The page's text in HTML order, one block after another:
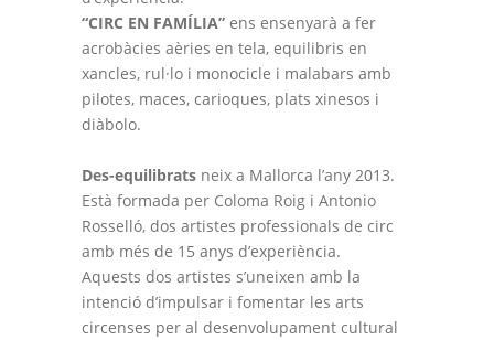
“CIRC EN FAMÍLIA” ens ensenyarà a fer
acrobàcies aèries en tela, equilibris en
xancles, rul·lo i monocicle i malabars amb
pilotes, maces, carioques, plats xinesos i
diàbolo.
Des-equilibrats neix a Mallorca l’any 2013.
Està formada per Coloma Roig i Antonio
Rosselló, dos artistes professionals de circ
amb més de 15 anys d’experiència.
Aquests dos artistes s’uneixen amb la
intenció d’impulsar i fomentar les arts
circenses per al desenvolupament cultural